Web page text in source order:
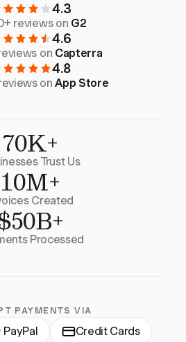
4.3
reviews on G2
4.6
on Capterra
4.8
onApp Store
70K+
Trust Us
10M+
Created
Processed
PAYMENTS VIA
PayPal Credit Cards